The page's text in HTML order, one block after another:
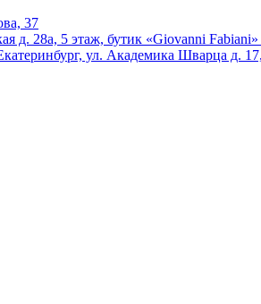
37
д. 28а, 5 этаж, бутик «Giovanni Fabiani»
ул. Академика Шварца д.